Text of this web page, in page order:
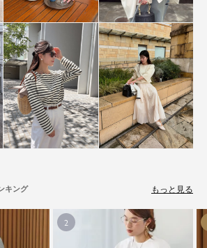
もっと見る